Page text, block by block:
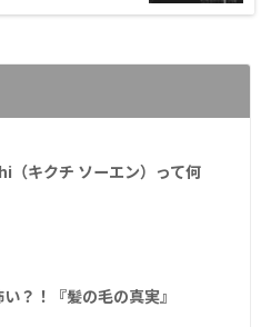
キクチ ソーエン）って何
？！『髪の毛の真実』